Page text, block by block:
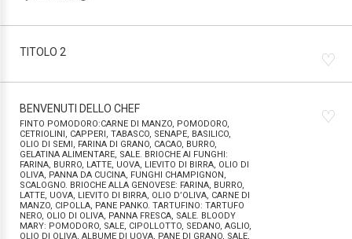
TITOLO 2 ♡
BENVENUTI DELLO CHEF
FINTO POMODORO:CARNE DI MANZO, POMODORO,
CETRIOLINI, CAPPERI, TABASCO, SENAPE, BASILICO,
OLIO DI SEMI, FARINA DI GRANO, CACAO, BURRO,
GELATINA ALIMENTARE, SALE. BRIOCHE AI FUNGHI:
FARINA, BURRO, LATTE, UOVA, LIEVITO DI BIRRA, OLIO DI
OLIVA, PANNA DA CUCINA, FUNGHI CHAMPIGNON,
SCALOGNO. BRIOCHE ALLA GENOVESE: FARINA, BURRO,
LATTE, UOVA, LIEVITO DI BIRRA, OLIO D’OLIVA, CARNE DI
MANZO, CIPOLLA, PANE PANKO. TARTUFINO: TARTUFO
NERO, OLIO DI OLIVA, PANNA FRESCA, SALE. BLOODY
MARY: POMODORO, SALE, CIPOLLOTTO, SEDANO, AGLIO,
OLIO DI OLIVA, ALBUME DI UOVA, PANE DI GRANO, SALE,
♡